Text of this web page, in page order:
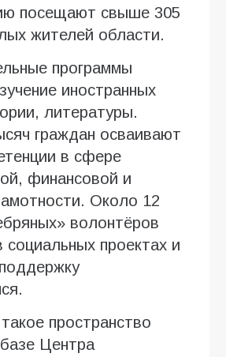
посещают свыше 305
жителей области.
программы
иностранных
литературы.
граждан осваивают
в сфере
финансовой и
Около 12
волонтёров
социальных проектах и
пространство
Центра